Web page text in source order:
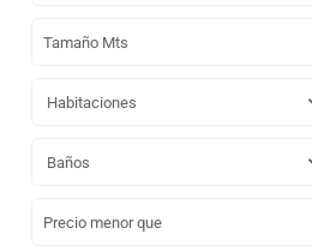
Habitaciones
Baños